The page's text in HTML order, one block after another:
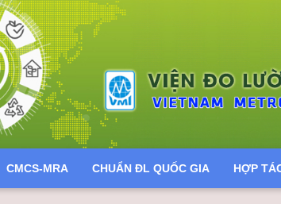
CMCS-MRA CHUẨN ĐL QUỐC GIA HỢP